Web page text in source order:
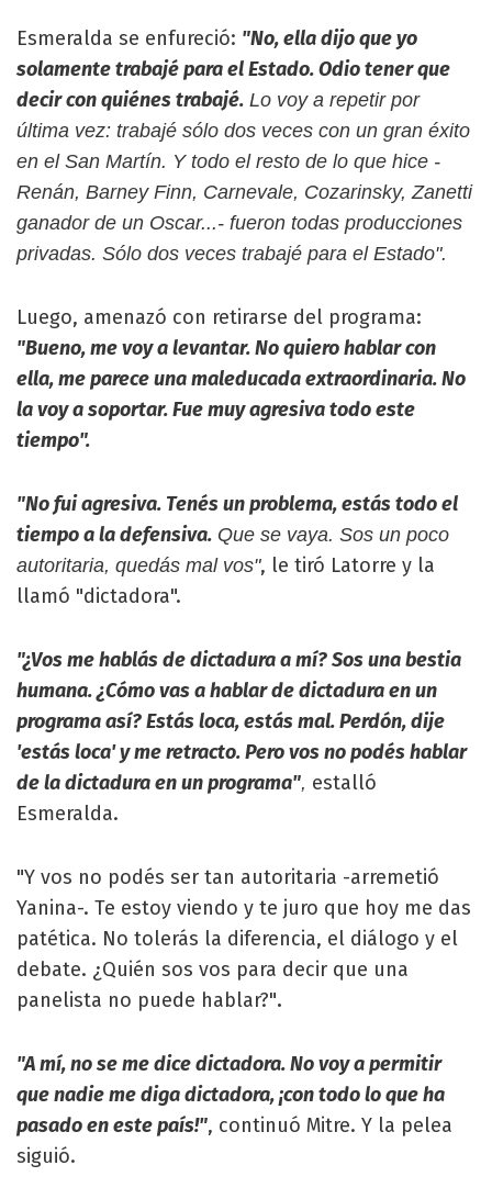
Esmeralda se enfureció: "No, ella dijo que yo
solamente trabajé para el Estado. Odio tener que
decir con quiénes trabajé. Lo voy a repetir por
última vez: trabajé sólo dos veces con un gran éxito
en el San Martín. Y todo el resto de lo que hice -
Renán, Barney Finn, Carnevale, Cozarinsky, Zanetti
ganador de un Oscar...- fueron todas producciones
privadas. Sólo dos veces trabajé para el Estado".
Luego, amenazó con retirarse del programa:
"Bueno, me voy a levantar. No quiero hablar con
ella, me parece una maleducada extraordinaria. No
la voy a soportar. Fue muy agresiva todo este
tiempo".
"No fui agresiva. Tenés un problema, estás todo el
tiempo a la defensiva. Que se vaya. Sos un poco
autoritaria, quedás mal vos", le tiró Latorre y la
llamó "dictadora".
"¿Vos me hablás de dictadura a mí? Sos una bestia
humana. ¿Cómo vas a hablar de dictadura en un
programa así? Estás loca, estás mal. Perdón, dije
'estás loca' y me retracto. Pero vos no podés hablar
de la dictadura en un programa", estalló
Esmeralda.
"Y vos no podés ser tan autoritaria -arremetió
Yanina-. Te estoy viendo y te juro que hoy me das
patética. No tolerás la diferencia, el diálogo y el
debate. ¿Quién sos vos para decir que una
panelista no puede hablar?".
"A mí, no se me dice dictadora. No voy a permitir
que nadie me diga dictadora, ¡con todo lo que ha
pasado en este país!", continuó Mitre. Y la pelea
siguió.